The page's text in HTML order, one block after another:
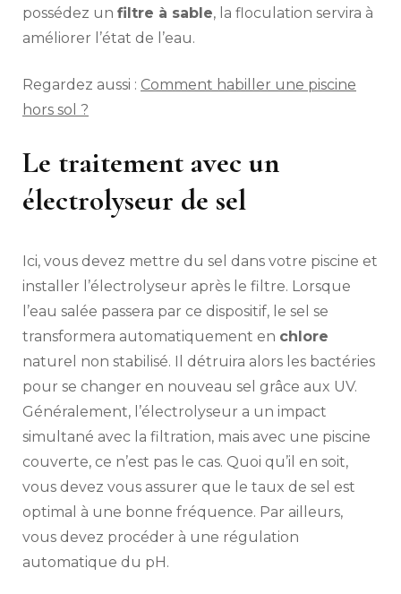
possédez un filtre à sable, la floculation servira à
améliorer l’état de l’eau.
Regardez aussi : Comment habiller une piscine
hors sol ?
Le traitement avec un
électrolyseur de sel
Ici, vous devez mettre du sel dans votre piscine et
installer l’électrolyseur après le filtre. Lorsque
l’eau salée passera par ce dispositif, le sel se
transformera automatiquement en chlore
naturel non stabilisé. Il détruira alors les bactéries
pour se changer en nouveau sel grâce aux UV.
Généralement, l’électrolyseur a un impact
simultané avec la filtration, mais avec une piscine
couverte, ce n’est pas le cas. Quoi qu’il en soit,
vous devez vous assurer que le taux de sel est
optimal à une bonne fréquence. Par ailleurs,
vous devez procéder à une régulation
automatique du pH.